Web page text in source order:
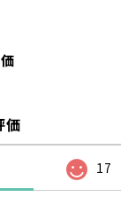
価
17